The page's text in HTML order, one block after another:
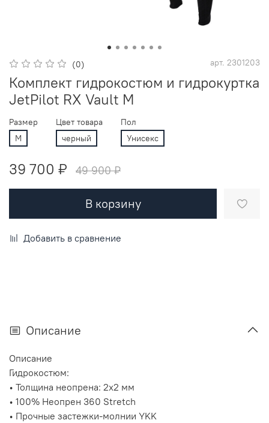
(0) арт. 2301203
Комплект гидрокостюм и гидрокуртка
JetPilot RX Vault M
Размер
M
Цвет товара
черный
Пол
Унисекс
39 700 ₽ 49 900 ₽
В корзину
Добавить в сравнение
Описание
Описание
Гидрокостюм:
• Толщина неопрена: 2x2 мм
• 100% Неопрен 360 Stretch
• Прочные застежки-молнии YKK